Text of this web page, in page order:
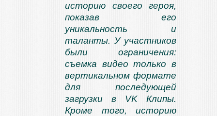
историю своего героя,
показав его
уникальность и
таланты. У участников
были ограничения:
съемка видео только в
вертикальном формате
для последующей
загрузки в VK Клипы.
Кроме того, историю